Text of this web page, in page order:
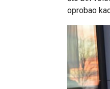
oprobao